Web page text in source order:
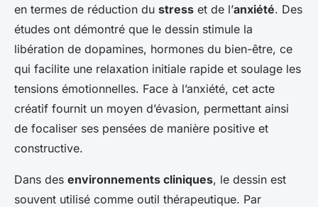
en termes de réduction du stress et de l’anxiété. Des
études ont démontré que le dessin stimule la
libération de dopamines, hormones du bien-être, ce
qui facilite une relaxation initiale rapide et soulage les
tensions émotionnelles. Face à l’anxiété, cet acte
créatif fournit un moyen d’évasion, permettant ainsi
de focaliser ses pensées de manière positive et
constructive.
Dans des environnements cliniques, le dessin est
souvent utilisé comme outil thérapeutique. Par